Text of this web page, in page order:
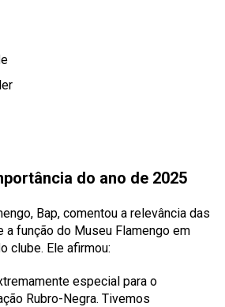
do ano de 2025
Bap, comentou a relevância das
a função do Museu Flamengo em
clube. Ele afirmou:
especial para o
Rubro-Negra. Tivemos